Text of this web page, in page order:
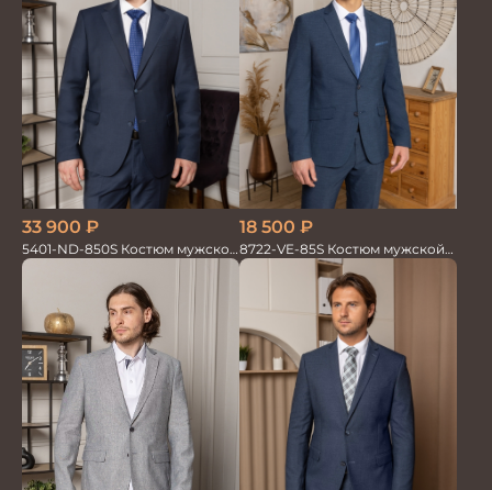
33 900 ₽
5401-ND-850S Костюм мужской
двойка
18 500 ₽
8722-VE-85S Костюм мужской
двойка